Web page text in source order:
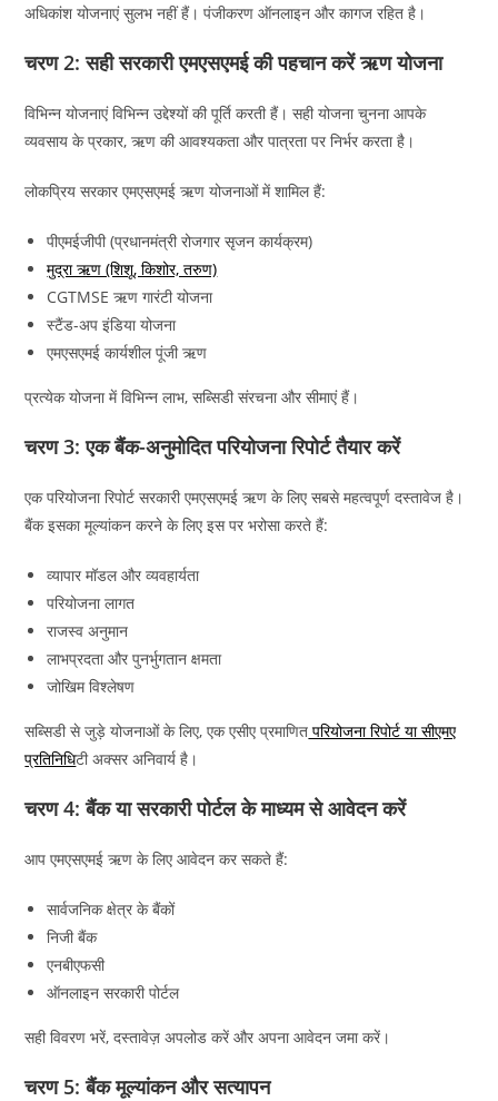
अधिकांश योजनाएं सुलभ नहीं हैं। पंजीकरण ऑनलाइन और कागज रहित है।
चरण 2: सही सरकारी एमएसएमई की पहचान करें ऋण योजना
विभिन्न योजनाएं विभिन्न उद्देश्यों की पूर्ति करती हैं। सही योजना चुनना आपके
व्यवसाय के प्रकार, ऋण की आवश्यकता और पात्रता पर निर्भर करता है।
लोकप्रिय सरकार एमएसएमई ऋण योजनाओं में शामिल हैं:
पीएमईजीपी (प्रधानमंत्री रोजगार सृजन कार्यक्रम)
मुद्रा ऋण (शिशू, किशोर, तरुण)
CGTMSE ऋण गारंटी योजना
स्टैंड-अप इंडिया योजना
एमएसएमई कार्यशील पूंजी ऋण
प्रत्येक योजना में विभिन्न लाभ, सब्सिडी संरचना और सीमाएं हैं।
चरण 3: एक बैंक-अनुमोदित परियोजना रिपोर्ट तैयार करें
एक परियोजना रिपोर्ट सरकारी एमएसएमई ऋण के लिए सबसे महत्वपूर्ण दस्तावेज है।
बैंक इसका मूल्यांकन करने के लिए इस पर भरोसा करते हैं:
व्यापार मॉडल और व्यवहार्यता
परियोजना लागत
राजस्व अनुमान
लाभप्रदता और पुनर्भुगतान क्षमता
जोखिम विश्लेषण
सब्सिडी से जुड़े योजनाओं के लिए, एक एसीए प्रमाणित परियोजना रिपोर्ट या सीएमए
प्रतिनिधिटी अक्सर अनिवार्य है।
चरण 4: बैंक या सरकारी पोर्टल के माध्यम से आवेदन करें
आप एमएसएमई ऋण के लिए आवेदन कर सकते हैं:
सार्वजनिक क्षेत्र के बैंकों
निजी बैंक
एनबीएफसी
ऑनलाइन सरकारी पोर्टल
सही विवरण भरें, दस्तावेज़ अपलोड करें और अपना आवेदन जमा करें।
चरण 5: बैंक मूल्यांकन और सत्यापन